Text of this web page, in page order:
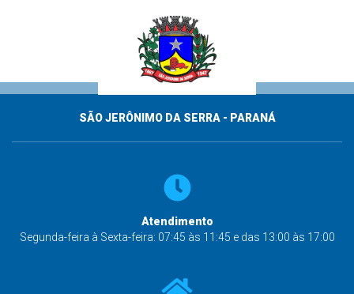
SÃO JERÔNIMO DA SERRA - PARANÁ
Atendimento
Segunda-feira à Sexta-feira: 07:45 às 11:45 e das 13:00 às 17:00